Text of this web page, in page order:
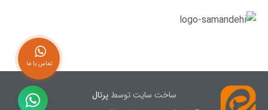
ساخت سایت توسطپرتال
تماس با ما